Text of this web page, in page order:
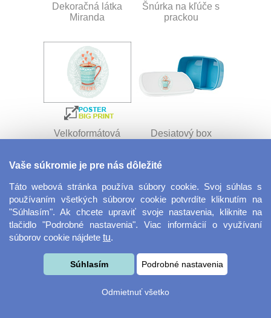
Dekoračná látka
Miranda
Šnúrka na kľúče s
prackou
Velkoformátová
Desiatový box
Kovový dávkovač na
Obrus ​​125 x 75 cm
Vaše súkromie je pre nás dôležité
Táto webová stránka používa súbory cookie. Svoj súhlas s
používaním všetkých súborov cookie potvrdíte kliknutím na
"Súhlasím". Ak chcete upraviť svoje nastavenia, kliknite na
tlačidlo "Podrobné nastavenia". Viac informácií o využívaní
súborov cookie nájdete tu.
Súhlasím Podrobné nastavenia
Odmietnuť všetko